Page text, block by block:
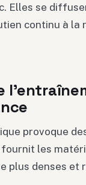
Elles se
continu à la
provoque
les
plus denses et